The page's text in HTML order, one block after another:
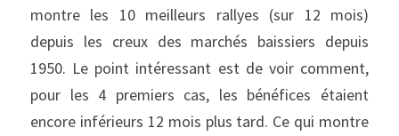
montre les 10 meilleurs rallyes (sur 12 mois)
depuis les creux des marchés baissiers depuis
1950. Le point intéressant est de voir comment,
pour les 4 premiers cas, les bénéfices étaient
encore inférieurs 12 mois plus tard. Ce qui montre